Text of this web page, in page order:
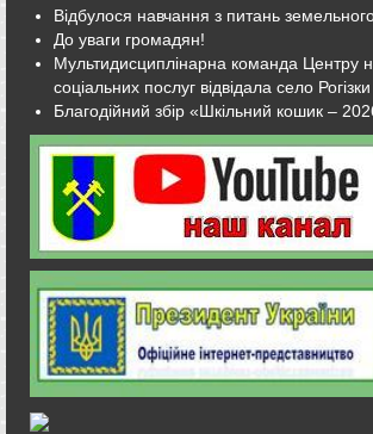
Відбулося навчання з питань
До уваги громадян!
Мультидисциплінарна команда Центру
соціальних послуг відвідала село Рогізки
Благодійний збір «Шкільний кошик –